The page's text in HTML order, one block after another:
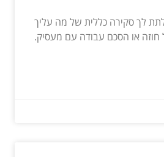
לך סקירה כללית של מה עליך
חוזה או הסכם עבודה עם מעסיק.